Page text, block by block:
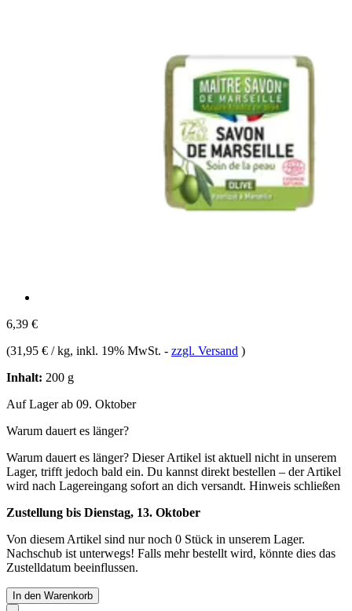
6,39 €
(31,95 € / kg, inkl. 19% MwSt. - zzgl. Versand )
Inhalt: 200 g
Auf Lager ab 09. Oktober
Warum dauert es länger?
Warum dauert es länger? Dieser Artikel ist aktuell nicht in unserem
Lager, trifft jedoch bald ein. Du kannst direkt bestellen – der Artikel
wird nach Lagereingang sofort an dich versandt. Hinweis schließen
Zustellung bis Dienstag, 13. Oktober
Von diesem Artikel sind nur noch 0 Stück in unserem Lager.
Nachschub ist unterwegs! Falls mehr bestellt wird, könnte dies das
Zustelldatum beeinflussen.
In den Warenkorb